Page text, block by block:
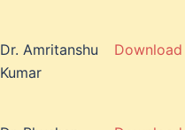
Dr. Amritanshu
Kumar
Download